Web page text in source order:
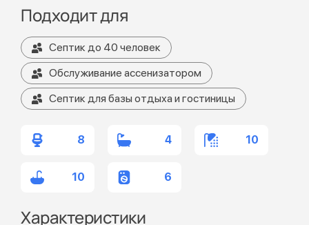
Подходит для
Септик до 40 человек
Обслуживание ассенизатором
Септик для базы отдыха и гостиницы
8 4 10
10 6
Характеристики